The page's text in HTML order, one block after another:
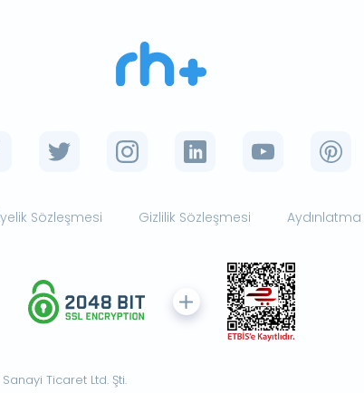
Sözleşmesi Gizlilik Sözleşmesi
Ticaret Ltd. Şti.